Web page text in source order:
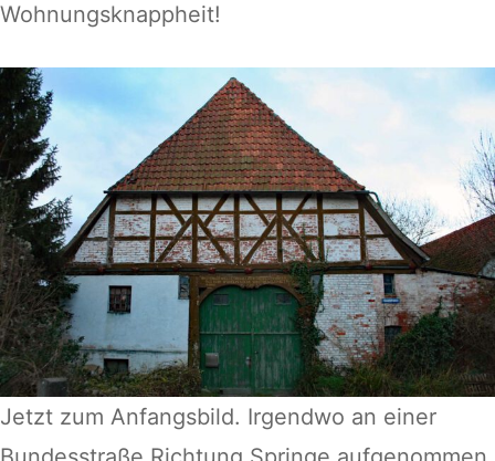
Wohnungsknappheit!
Jetzt zum Anfangsbild. Irgendwo an einer